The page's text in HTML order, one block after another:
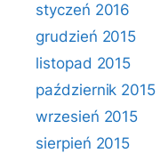
styczeń 2016
grudzień 2015
listopad 2015
październik 2015
wrzesień 2015
sierpień 2015